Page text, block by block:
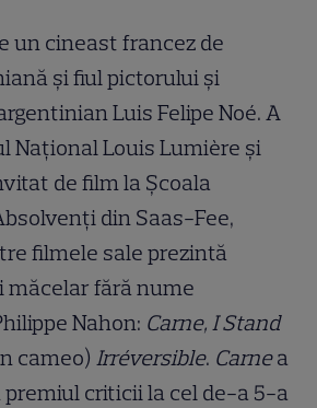
un cineast francez de
și fiul pictorului și
Luis Felipe Noé. A
Național Louis Lumière și
de film la Școala
din Saas-Fee,
filmele sale prezintă
măcelar fără nume
Nahon: Carne, I Stand
cameo)Irréversible. Carnea
criticii la cel de-a 5-a